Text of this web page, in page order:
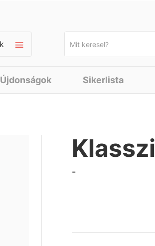
Újdonságok Sikerlista
-